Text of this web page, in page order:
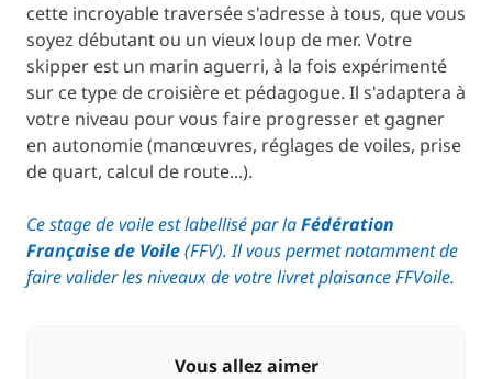
cette incroyable traversée s'adresse à tous, que vous
soyez débutant ou un vieux loup de mer. Votre
skipper est un marin aguerri, à la fois expérimenté
sur ce type de croisière et pédagogue. Il s'adaptera à
votre niveau pour vous faire progresser et gagner
en autonomie (manœuvres, réglages de voiles, prise
de quart, calcul de route...).
Ce stage de voile est labellisé par laFédération
Française de Voile(FFV). Il vous permet notamment de
faire valider les niveaux de votre livret plaisance FFVoile.
Vous allez aimer